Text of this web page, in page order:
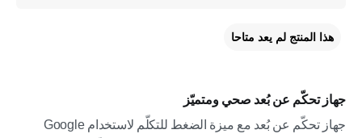
جهاز تحكّم عن بُعد صحي ومتميّز
جهاز تحكّم عن بُعد مع ميزة الضغط للتكلّم لاستخدام Google
هذا المنتج لم يعد متاحا